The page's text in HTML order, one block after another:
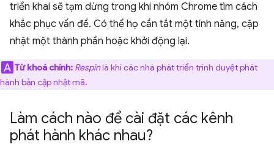
triển khai sẽ tạm dừng trong khi nhóm Chrome tìm cách
khắc phục vấn đề. Có thể họ cần tắt một tính năng, cập
nhật một thành phần hoặc khởi động lại.
Từ khoá chính: Respinlà khi các nhà phát triển trình duyệt phát
hành bản cập nhật mã.
Làm cách nào để cài đặt các kênh
phát hành khác nhau?